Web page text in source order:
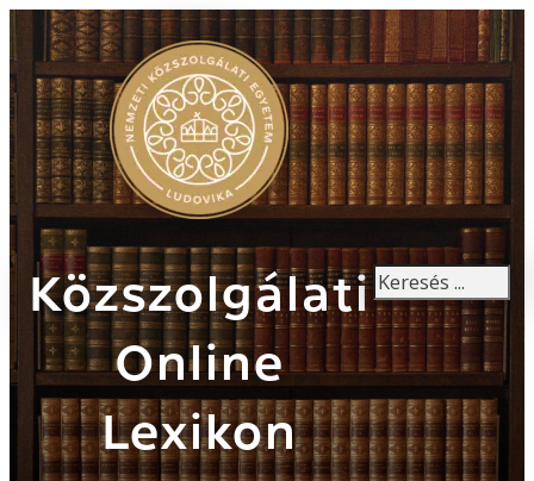
Közszolgálati
Online
Lexikon
Keresés